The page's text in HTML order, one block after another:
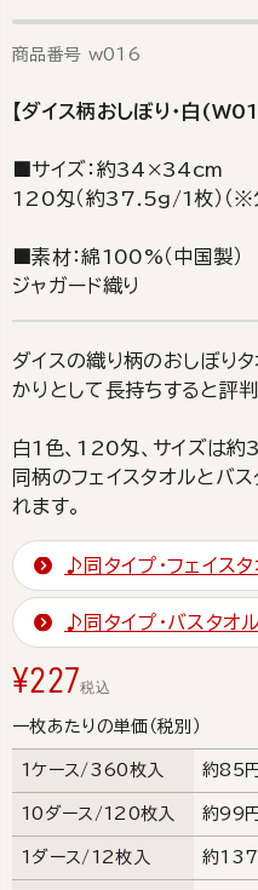
商品番号 w016
【ダイス柄おしぼり・白
■サイズ：約34×34cm
120匁（約37.5g/1枚）（※
■素材：綿100%（中国製）
ジャガード織り
ダイスの織り柄のおしぼり
かりとして長持ちすると評
白1色、120匁、サイズ
同柄のフェイスタオルとバ
れます。
♪同タイプ・フェイス
♪同タイプ・バスタオ
¥227税込
一枚あたりの単価（税別）
1ケース/360枚入 約85円
10ダース/120枚入 約99円
1ダース/12枚入 約137